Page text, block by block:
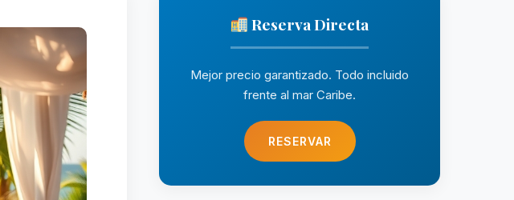
Reserva Directa
Mejor precio garantizado. Todo incluido
frente al mar Caribe.
RESERVAR